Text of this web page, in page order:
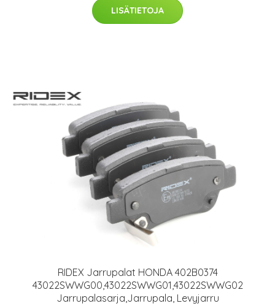
LISÄTIETOJA
RIDEX Jarrupalat HONDA 402B0374
43022SWWG00,43022SWWG01,43022SWWG02
Jarrupalasarja,Jarrupala, Levyjarru